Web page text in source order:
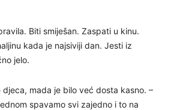
Biti smiješan. Zaspati u kinu.
kada je najsiviji dan. Jesti iz
jelo.
djeca, mada je bilo već dosta kasno. –
spavamo svi zajedno i to na